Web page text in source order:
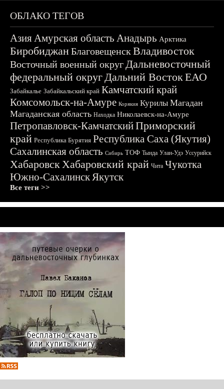
ОБЛАКО ТЕГОВ
АзияАмурская область Анадырь Арктика
БиробиджанБлаговещенскВладивосток
Восточный военный округДальневосточный
федеральный округДальний ВостокЕАО
Забайкалье Забайкальский край Камчатский край
Комсомольск-на-Амуре Корякия Курилы Магадан
Магаданская область Находка Николаевск-на-Амуре
Петропавловск-КамчатскийПриморский
край Республика Бурятия Республика Саха (Якутия)
Сахалинская область Сибирь ТОФ Тында Улан-Удэ Уссурийск
ХабаровскХабаровский край Чита Чукотка
Южно-СахалинскЯкутск
Все теги >>